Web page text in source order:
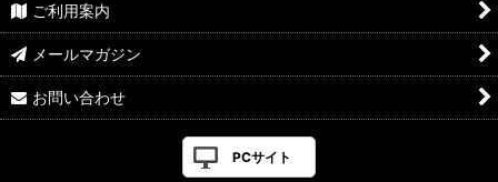
ご利用案内
メールマガジン
お問い合わせ
PCサイト